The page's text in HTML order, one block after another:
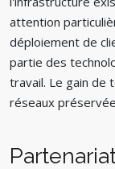
attention
déploiement de
partie des
travail. Le gain de
réseaux